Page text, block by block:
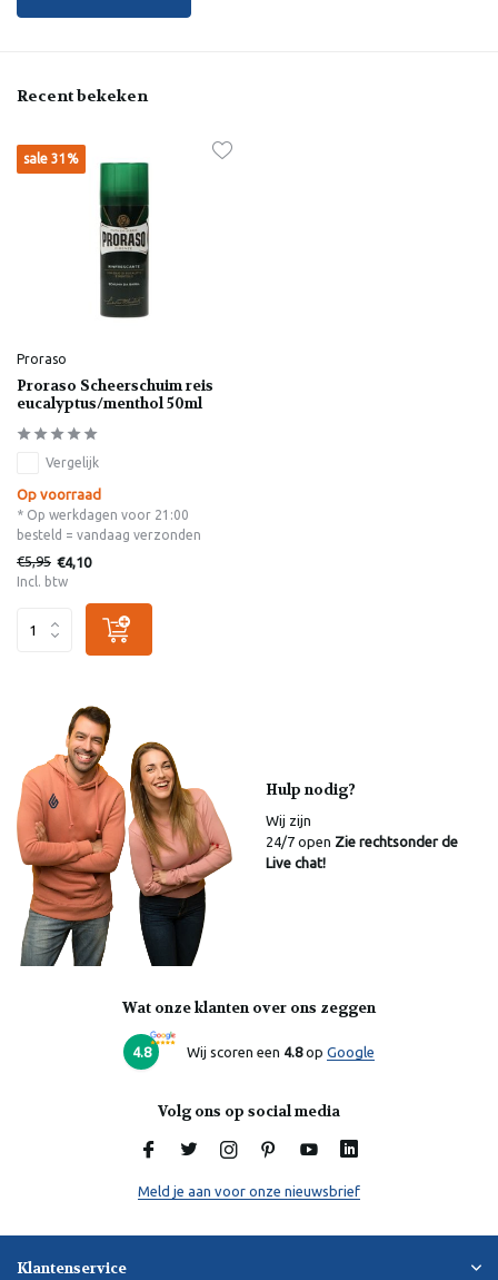
Recent bekeken
sale 31%
Proraso
Proraso Scheerschuim reis
eucalyptus/menthol 50ml
Vergelijk
Op voorraad
* Op werkdagen voor 21:00
besteld = vandaag verzonden
€5,95 €4,10
Incl. btw
Hulp nodig?
Wij zijn
24/7 open Zie rechtsonder de
Live chat!
Wat onze klanten over ons zeggen
4.8 Wij scoren een 4.8op Google
Volg ons op social media
Meld je aan voor onze nieuwsbrief
Klantenservice
Online